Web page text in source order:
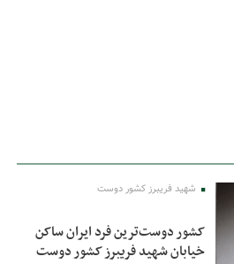
شهید فریبرز کشور دوست
کشور دوست‌ترین فرد ایران ساکن
خیابان شهید فریبرز کشور دوست